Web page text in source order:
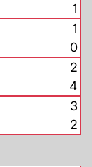
1
1
0
2
4
3
2